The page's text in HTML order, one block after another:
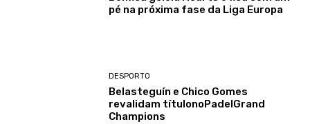
pé na próxima fase da Liga Europa
DESPORTO
Belasteguín e Chico Gomes
revalidam títulonoPadelGrand
Champions